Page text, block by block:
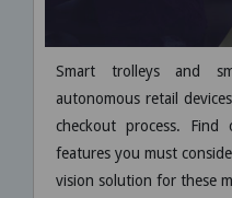
Smart trolleys and
autonomous retail
checkout process.
features you must
vision solution for these